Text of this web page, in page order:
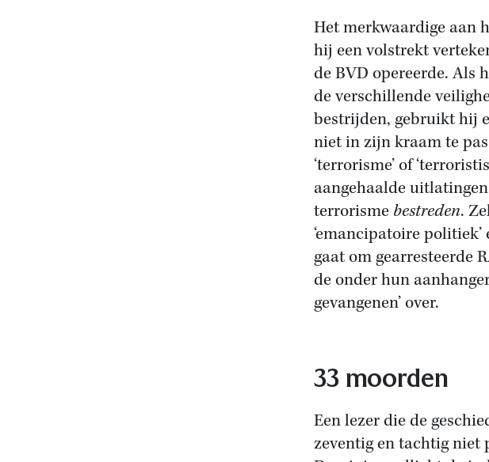
Het merkwaardige aan
hij een volstrekt
de BVD opereerde. Als
de verschillende
bestrijden, gebruikt hij
niet in zijn kraam te
‘terrorisme’ of
aangehaalde
terrorisme bestreden.
‘emancipatoire politiek’
gaat om gearresteerde
de onder hun
gevangenen’ over.
33 moorden
Een lezer die de
zeventig en tachtig